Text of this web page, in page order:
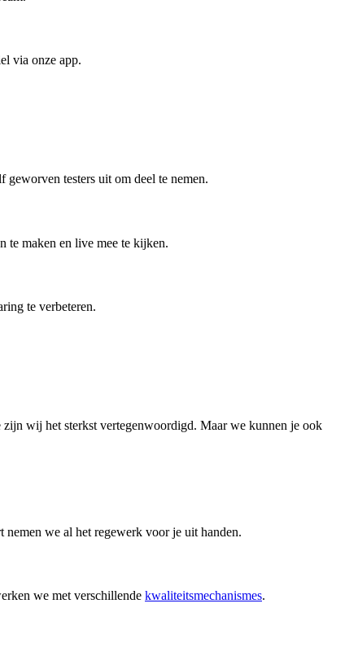
via onze app.
geworven testers uit om deel te nemen.
te maken en live mee te kijken.
te verbeteren.
wij het sterkst vertegenwoordigd. Maar we kunnen je ook
nemen we al het regewerk voor je uit handen.
we met verschillende kwaliteitsmechanismes.